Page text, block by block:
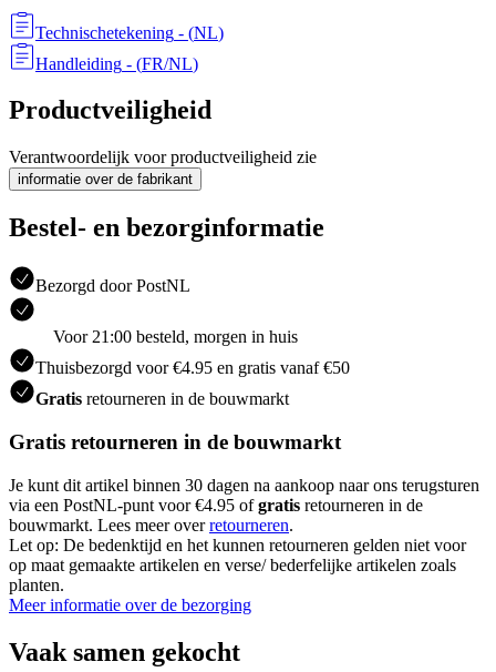
Technischetekening - (NL)
Handleiding - (FR/NL)
Productveiligheid
Verantwoordelijk voor productveiligheid zie
informatie over de fabrikant
Bestel- en bezorginformatie
Bezorgd door PostNL
Voor 21:00 besteld, morgen in huis
Thuisbezorgd voor €4.95 en gratis vanaf €50
Gratis retourneren in de bouwmarkt
Gratis retourneren in de bouwmarkt
Je kunt dit artikel binnen 30 dagen na aankoop naar ons terugsturen
via een PostNL-punt voor €4.95 ofgratis retourneren in de
bouwmarkt. Lees meer overretourneren.
Let op: De bedenktijd en het kunnen retourneren gelden niet voor
op maat gemaakte artikelen en verse/ bederfelijke artikelen zoals
planten.
Meer informatie over de bezorging
Vaak samen gekocht